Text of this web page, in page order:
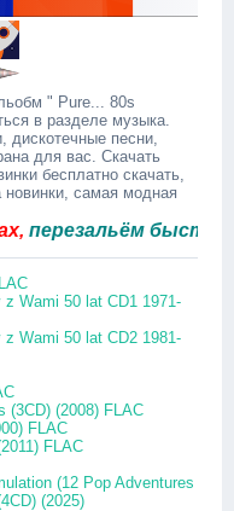
" Pure... 80s
в разделе музыка.
дискотечные песни,
для вас. Скачать
бесплатно скачать,
самая модная
быстро.
Wami 50 lat CD1 1971-
Wami 50 lat CD2 1981-
(3CD) (2008) FLAC
FLAC
FLAC
(12 Pop Adventures
(2025)